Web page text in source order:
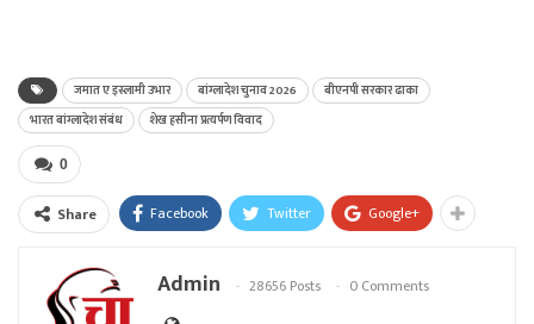
जमात ए इस्लामी उभार बांग्लादेश चुनाव 2026
बीएनपी सरकार ढाका
भारत बांग्लादेश संबंध
शेख हसीना प्रत्यर्पण विवाद
0
Share Facebook Twitter Google+
Admin 28656 Posts 0 Comments